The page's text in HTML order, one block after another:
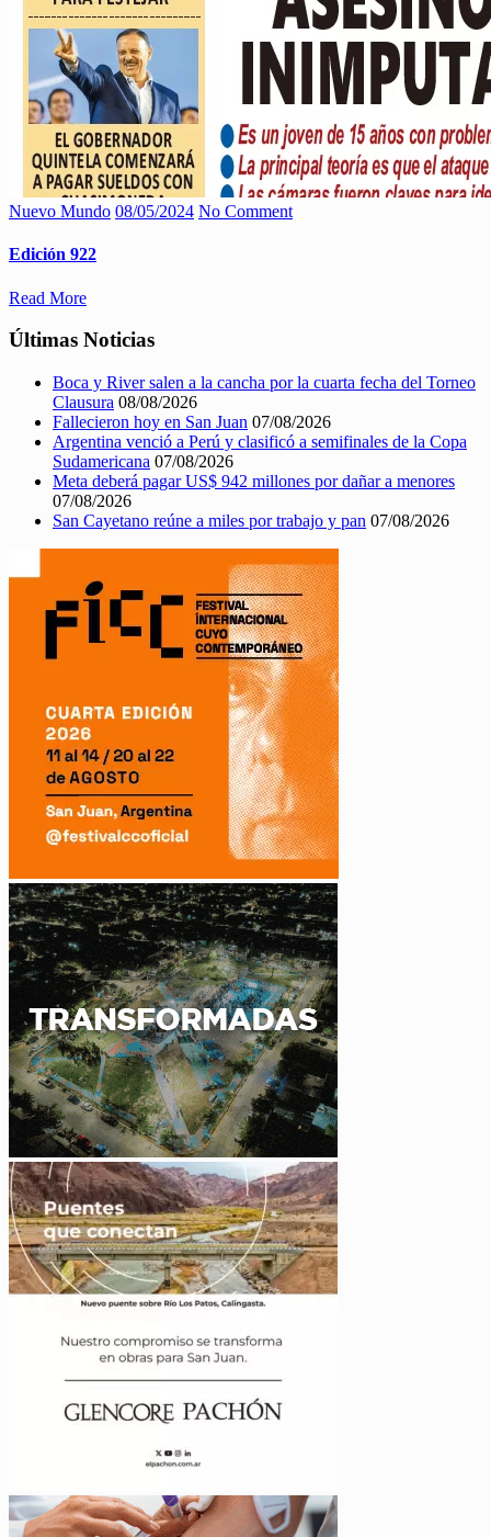
Nuevo Mundo 08/05/2024 No Comment
Edición 922
Read More
Últimas Noticias
Boca y River salen a la cancha por la cuarta fecha del Torneo
Clausura 08/08/2026
Fallecieron hoy en San Juan 07/08/2026
Argentina venció a Perú y clasificó a semifinales de la Copa
Sudamericana 07/08/2026
Meta deberá pagar US$ 942 millones por dañar a menores
07/08/2026
San Cayetano reúne a miles por trabajo y pan 07/08/2026